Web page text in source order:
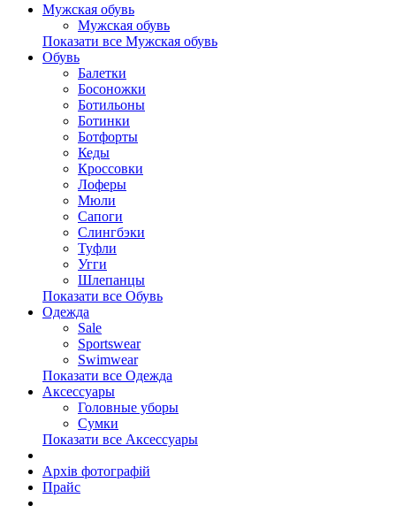
Мужская обувь
Мужская обувь
Показати все Мужская обувь
Обувь
Балетки
Босоножки
Ботильоны
Ботинки
Ботфорты
Кеды
Кроссовки
Лоферы
Мюли
Сапоги
Слингбэки
Туфли
Угги
Шлепанцы
Показати все Обувь
Одежда
Sale
Sportswear
Swimwear
Показати все Одежда
Аксессуары
Головные уборы
Сумки
Показати все Аксессуары
Архів фотографій
Прайс